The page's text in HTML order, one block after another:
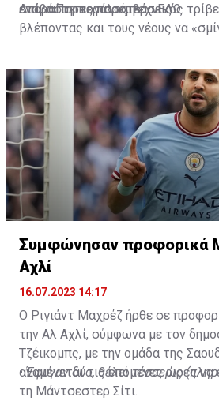
απαραίτητες παρεμβάσεις.
ενώ ο Πορτογάλος τεχνικός
βλέποντας και τους νέους να
Διαβάστε περισσότεραΕΔΩ.
Συμφώνησαν προφορικά
Αχλί
16.07.2023 14:17
Ο Ριγιάντ Μαχρέζ ήρθε σε
την Αλ Αχλί, σύμφωνα με τον
Τζέικομπς, με την ομάδα της
αναμένεται τις επόμενες ώρες να
τη Μάντσεστερ Σίτι.
•Έφυγαν δύο, θέλει τέσσερις